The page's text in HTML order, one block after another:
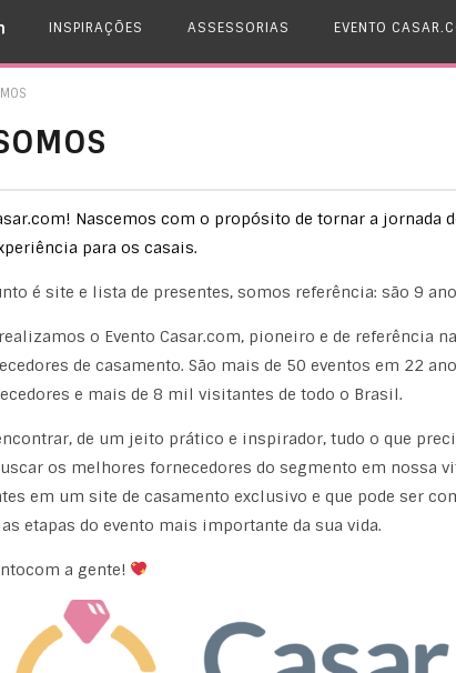
INSPIRAÇÕES ASSESSORIAS EVENTO
Nascemos com o propósito de tornar a jornada
para os casais.
é site e lista de presentes, somos referência: são 9
o Evento Casar.com, pioneiro e de referência
de casamento. São mais de 50 eventos em 22
e mais de 8 mil visitantes de todo o Brasil.
de um jeito prático e inspirador, tudo o que
os melhores fornecedores do segmento em nossa
em um site de casamento exclusivo e que pode ser
etapas do evento mais importante da sua vida.
a gente!